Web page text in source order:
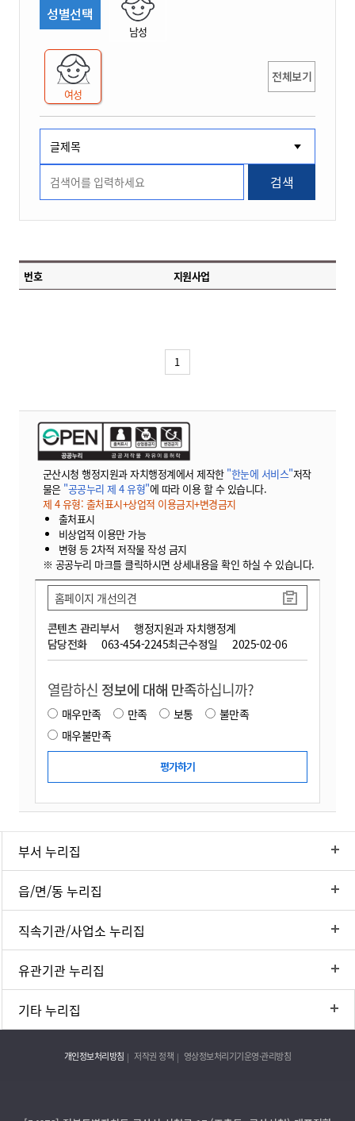
성별선택
남성
여성
전체보기
검색
번호 지원사업
1
군산시청 행정지원과 자치행정계에서 제작한 "한눈에 서비스"저작
물은 "공공누리 제 4 유형"에 따라 이용 할 수 있습니다.
제 4 유형: 출처표시+상업적 이용금지+변경금지
출처표시
비상업적 이용만 가능
변형 등 2차적 저작물 작성 금지
※ 공공누리 마크를 클릭하시면 상세내용을 확인 하실 수 있습니다.
콘텐츠 관리부서
행정지원과 자치행정계
담당전화
063-454-2245최근수정일 2025-02-06
홈페이지 개선의견
열람하신 정보에 대해 만족하십니까?
매우만족 만족 보통
불만족
매우불만족
부서 누리집
읍/면/동 누리집
직속기관/사업소 누리집
유관기관 누리집
기타 누리집
개인정보처리방침 저작권 정책 영상정보처리기기운영·관리방침